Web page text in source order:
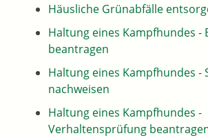
Häusliche Grünabfälle
Haltung eines Kampfhundes -
beantragen
Haltung eines Kampfhundes -
nachweisen
Haltung eines Kampfhundes -
Verhaltensprüfung